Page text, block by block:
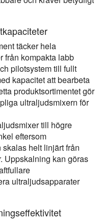
täcker hela
från kompakta labb
pilotsystem till fullt
kapacitet att bearbeta
produktsortimentet gör
ultraljudsmixern för
till högre
eftersom
helt linjärt från
Uppskalning kan göras
ultraljudsapparater